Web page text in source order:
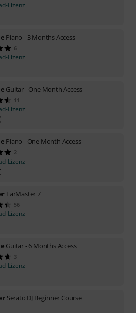
Lizenz
Piano - 3 Months Access
6
Lizenz
Guitar - One Month Access
11
Lizenz
Piano - One Month Access
2
Lizenz
EarMaster 7
56
Lizenz
Guitar - 6 Months Access
3
Lizenz
Serato DJ Beginner Course